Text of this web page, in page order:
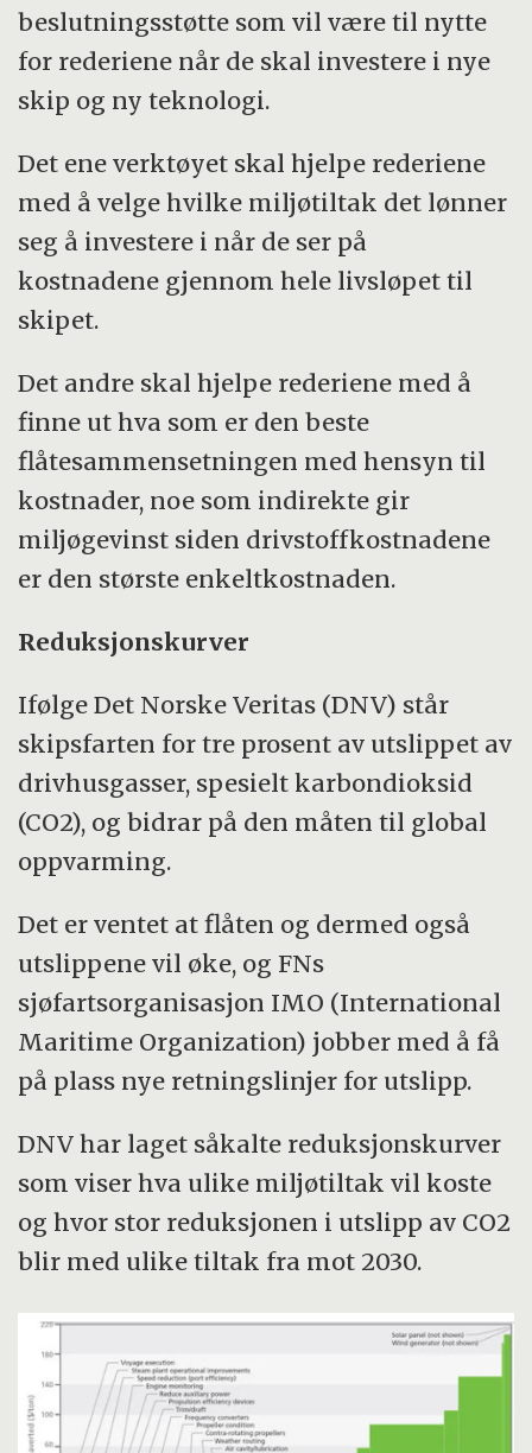
Lesprosjektsammendragi MAROFFs
prosjektarkiv.
Emission Design for Ships – LEEDS» har
støtte fra MAROFF fra 2.1.2012 til 31.12.2016
Lesprosjektsammendragi MAROFFs
prosjektarkiv.
Prosjektleder er Bjørn Egil Asbjørnslett ved
Institutt for marin teknikk ved Norges
teknisk-naturvitenskapelige universitet
(NTNU).
beslutningsstøtte som vil være til nytte
for rederiene når de skal investere i nye
skip og ny teknologi.
Det ene verktøyet skal hjelpe rederiene
med å velge hvilke miljøtiltak det lønner
seg å investere i når de ser på
kostnadene gjennom hele livsløpet til
skipet.
Det andre skal hjelpe rederiene med å
finne ut hva som er den beste
flåtesammensetningen med hensyn til
kostnader, noe som indirekte gir
miljøgevinst siden drivstoffkostnadene
er den største enkeltkostnaden.
Reduksjonskurver
Ifølge Det Norske Veritas (DNV) står
skipsfarten for tre prosent av utslippet av
drivhusgasser, spesielt karbondioksid
(CO2), og bidrar på den måten til global
oppvarming.
Det er ventet at flåten og dermed også
utslippene vil øke, og FNs
sjøfartsorganisasjon IMO (International
Maritime Organization) jobber med å få
på plass nye retningslinjer for utslipp.
DNV har laget såkalte reduksjonskurver
som viser hva ulike miljøtiltak vil koste
og hvor stor reduksjonen i utslipp av CO2
blir med ulike tiltak fra mot 2030.